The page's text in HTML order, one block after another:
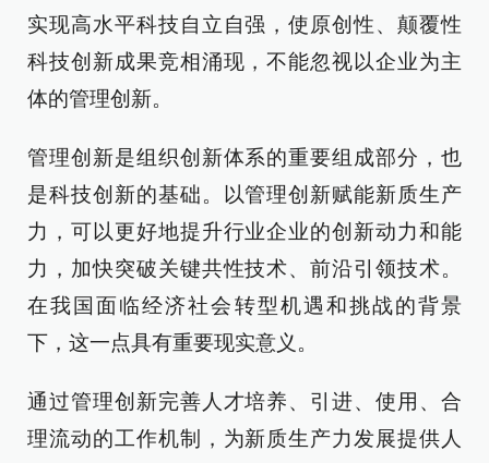
实现高水平科技自立自强，使原创性、颠覆性
科技创新成果竞相涌现，不能忽视以企业为主
体的管理创新。
管理创新是组织创新体系的重要组成部分，也
是科技创新的基础。以管理创新赋能新质生产
力，可以更好地提升行业企业的创新动力和能
力，加快突破关键共性技术、前沿引领技术。
在我国面临经济社会转型机遇和挑战的背景
下，这一点具有重要现实意义。
通过管理创新完善人才培养、引进、使用、合
理流动的工作机制，为新质生产力发展提供人